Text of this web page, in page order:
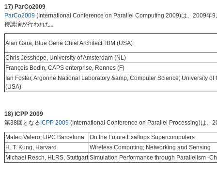
17) ParCo2009
ParCo2009 (International Conference on Parallel Computing 2009)は、2009年
待講演が行われた。
Alan Gara, Blue Gene Chief Architect, IBM (USA)
Chris Jesshope, University of Amsterdam (NL)
François Bodin, CAPS enterprise, Rennes (F)
Ian Foster, Argonne National Laboratory &amp, Computer Science; University of
(USA)
18) ICPP 2009
第38回となる ICPP 2009 (International Conference on Parallel Processing)は、
Mateo Valero, UPC Barcelona
On the Future Exaflops Supercomputers
H. T. Kung, Harvard
Wireless Computing; Networking and Sensing
Michael Resch, HLRS, Stuttgart Simulation Performance through Parallelism -